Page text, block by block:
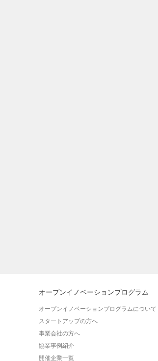
オープンイノベーションプログラム
オープンイノベーションプログラムについて
スタートアップの方へ
事業会社の方へ
協業事例紹介
開催企業一覧